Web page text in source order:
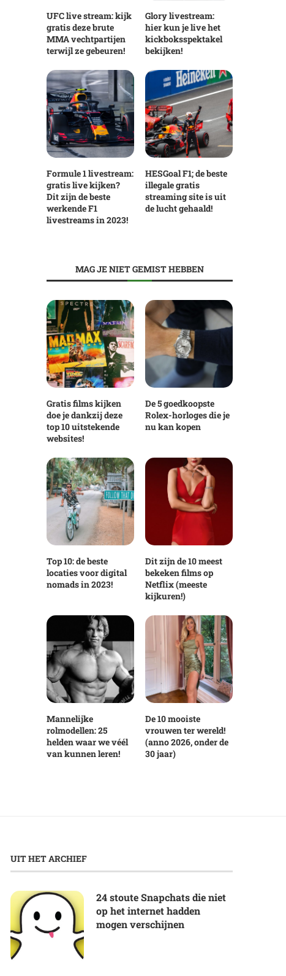
UFC live stream: kijk
gratis deze brute
MMA vechtpartijen
terwijl ze gebeuren!
Glory livestream:
hier kun je live het
kickboksspektakel
bekijken!
Formule 1 livestream:
gratis live kijken?
Dit zijn de beste
werkende F1
livestreams in 2023!
HESGoal F1; de beste
illegale gratis
streaming site is uit
de lucht gehaald!
MAG JE NIET GEMIST HEBBEN
Gratis films kijken
doe je dankzij deze
top 10 uitstekende
websites!
De 5 goedkoopste
Rolex-horloges die je
nu kan kopen
Top 10: de beste
locaties voor digital
nomads in 2023!
Dit zijn de 10 meest
bekeken films op
Netflix (meeste
kijkuren!)
Mannelijke
rolmodellen: 25
helden waar we véél
van kunnen leren!
De 10 mooiste
vrouwen ter wereld!
(anno 2026, onder de
30 jaar)
UIT HET ARCHIEF
24 stoute Snapchats die niet
op het internet hadden
mogen verschijnen